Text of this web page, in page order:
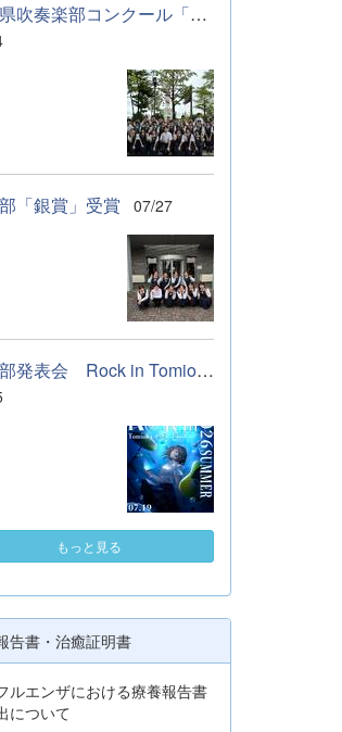
育成」に取り
でまいりま
群馬県吹奏楽部コンクール「銀賞」受賞しました
「銀賞」受賞 07/27
軽音部発表会 Rock in Tomioka High school 開催します
もっと見る
告書・治癒証明書
ルエンザにおける療養報告書
について